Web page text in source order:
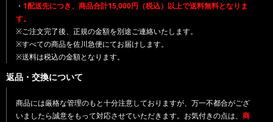
・ 1配送先につき、商品合計15,000円（税込）以上で送料無料となりま
す。
※ご注文完了後、正規の金額を別途ご連絡いたします。
※すべての商品を佐川急便にてお届けします。
※送料は税込の金額となります。
返品・交換について
商品には厳格な管理のもと十分注意しておりますが、万一不都合がござ
いましたら誠意をもって対応させていただきます。お気付きの点は、 商